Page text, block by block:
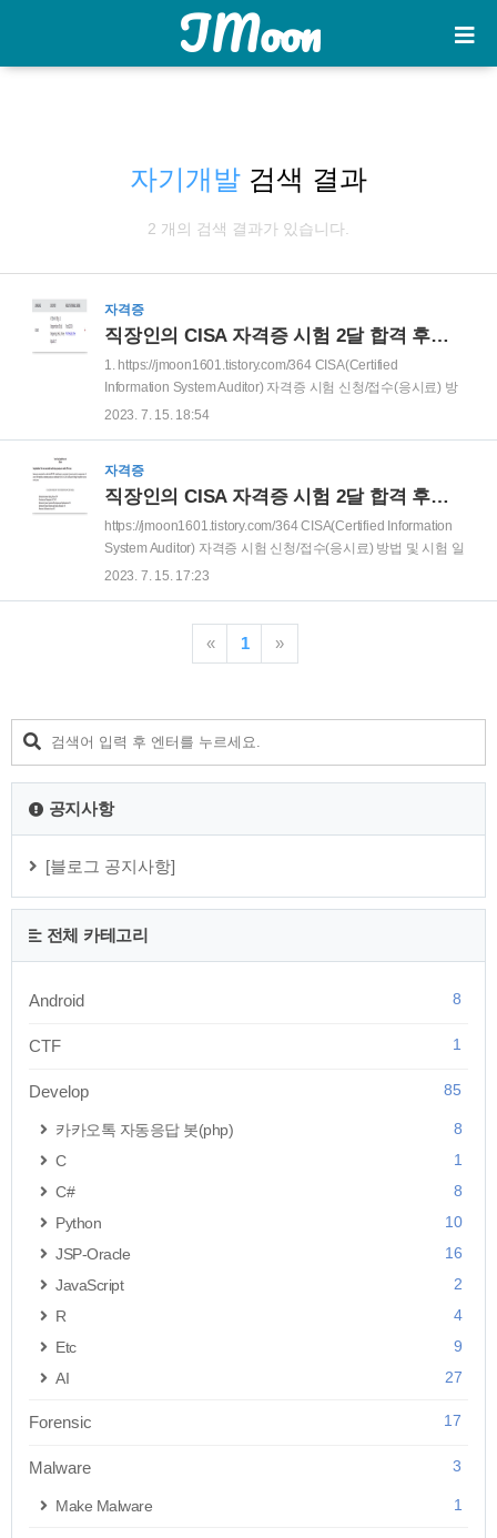
JMoon
자기개발 검색 결과
2 개의 검색 결과가 있습니다.
자격증
직장인의 CISA 자격증 시험 2달 합격 후기(결과 확인(통보), 경력 산정 신청, 자격증 신청 등)
1. https://jmoon1601.tistory.com/364 CISA(Certified
Information System Auditor) 자격증 시험 신청/접수(응시료) 방
법 및 시험 일정 확인(23년) 2.
https://jmoon1601.tistory.com/366 직장인의 CISA 자격증 시험
2달 합격 후기(시험장, 찾아가는 방법, 시험 후기 등) 이걸로 네
번째 글인가~ 앞의 글을 순서대로 읽으면 좋을 것이다. 함께 읽
어보아야 할 글들 1. https://jmoon1601.tistory.com/364
2023. 7. 15. 18:54
자격증
직장인의 CISA 자격증 시험 2달 합격 후기(공부방법, 일정, 공부시간 등)
https://jmoon1601.tistory.com/364 CISA(Certified Information
System Auditor) 자격증 시험 신청/접수(응시료) 방법 및 시험 일
정 확인(23년) 위의 글부터 읽고 오거나 합격 후기보고 신청하
Information System Auditor) 자격증 시험 신청/접수(응시료) 방
법 및 시험 일정 확인(23년) 2.
2023. 7. 15. 17:23
« 1 »
공지사항
[블로그 공지사항]
전체 카테고리
Android 8
CTF 1
Develop 85
카카오톡 자동응답 봇(php)
8
C
1
C#
8
Python
10
JSP-Oracle
16
JavaScript
2
R
4
Etc
9
AI
27
Forensic 17
Malware 3
Make Malware 1